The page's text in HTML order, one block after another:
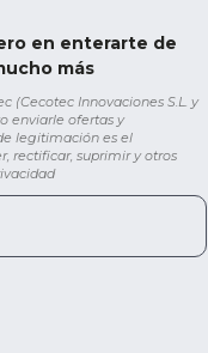
en enterarte de
más
(Cecotec Innovaciones S.L. y
enviarle ofertas y
legitimación es el
rectificar, suprimir y otros